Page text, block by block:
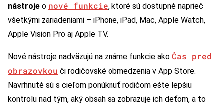
nástroje o nové funkcie, ktoré sú dostupné naprieč
všetkými zariadeniami – iPhone, iPad, Mac, Apple Watch,
Apple Vision Pro aj Apple TV.
Nové nástroje nadväzujú na známe funkcie ako Čas pred
obrazovkou či rodičovské obmedzenia v App Store.
Navrhnuté sú s cieľom ponúknuť rodičom ešte lepšiu
kontrolu nad tým, aký obsah sa zobrazuje ich deťom, a to